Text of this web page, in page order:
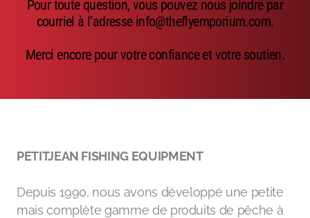
Pour toute question, vous pouvez nous joindre par
courriel à l’adresse info@theflyemporium.com.
Merci encore pour votre confiance et votre soutien.
PETITJEAN FISHING EQUIPMENT
Depuis 1990, nous avons développé une petite
mais complète gamme de produits de pêche à
Emerger
Accessoires de pêche